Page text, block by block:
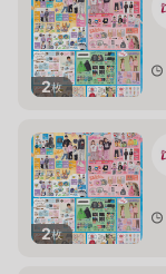
2枚
2枚